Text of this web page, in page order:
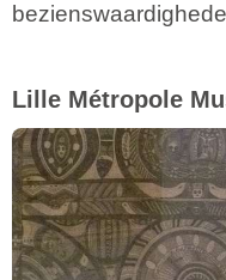
Lille Métropole